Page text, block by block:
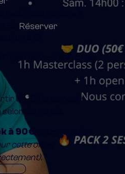
: Réserver
à 2)
play — Tarif : 50€
de 18h le samedi +
demande.
à 90€
pour cumuler
cette offre,